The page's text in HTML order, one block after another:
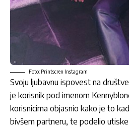
Foto: Printscren Instagram
Svoju ljubavnu ispovest na
je korisnik pod imenom
korisnicima objasnio kako je to
bivšem partneru, te podelio